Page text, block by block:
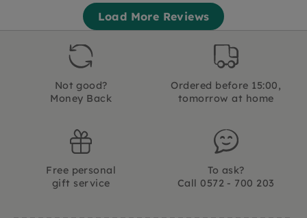
Load More Reviews
Not good?
Money Back
Ordered before 15:00,
tomorrow at home
Free personal
gift service
To ask?
Call 0572 - 700 203